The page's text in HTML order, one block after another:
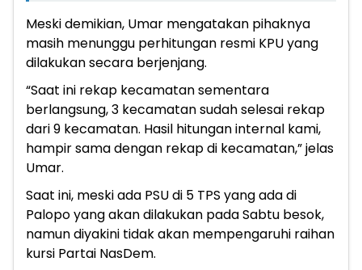
Meski demikian, Umar mengatakan pihaknya
masih menunggu perhitungan resmi KPU yang
dilakukan secara berjenjang.
“Saat ini rekap kecamatan sementara
berlangsung, 3 kecamatan sudah selesai rekap
dari 9 kecamatan. Hasil hitungan internal kami,
hampir sama dengan rekap di kecamatan,” jelas
Umar.
Saat ini, meski ada PSU di 5 TPS yang ada di
Palopo yang akan dilakukan pada Sabtu besok,
namun diyakini tidak akan mempengaruhi raihan
kursi Partai NasDem.